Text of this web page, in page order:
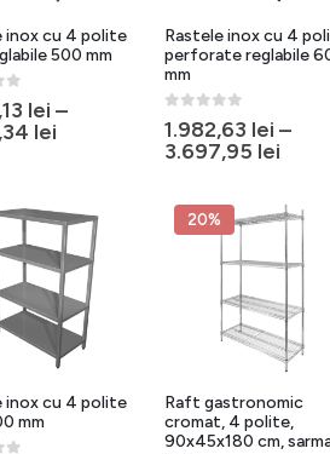
inox cu 4 polite
500 mm
5 lei –
lei
Rastele inox cu 4
perforate reglabile
mm
0 out of 5
1.982,63 lei –
3.697,95 lei
inox cu 4 polite
mm
20%
Raft gastronomic
cromat, 4 polite,
90x45x180 cm,